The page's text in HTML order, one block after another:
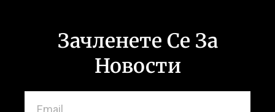
Зачленете Се За
Новости